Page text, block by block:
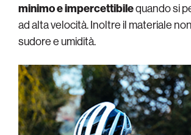
minimo e impercettibilequando si
ad alta velocità. Inoltre il materiale
sudore e umidità.